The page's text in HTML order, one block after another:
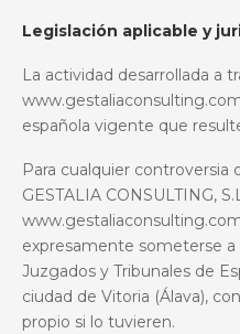
Legislación aplicable y
La actividad desarrollada a
española vigente que
Para cualquier
GESTALIA CONSULTING,
expresamente someterse
Juzgados y Tribunales de
ciudad de Vitoria (Álava),
propio si lo tuvieren.